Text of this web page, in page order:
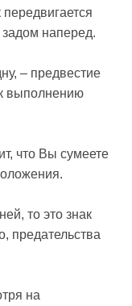
наперед.
– предвестие
выполнению
что Вы сумеете
то это знак
предательства
на